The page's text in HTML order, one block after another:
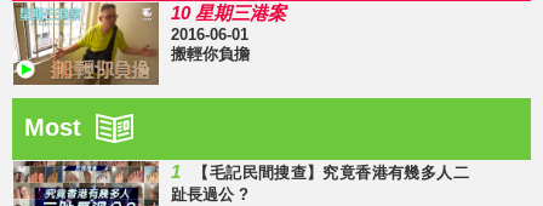
10 星期三港案
2016-06-01
搬輕你負擔
Most
1
【毛記民間搜查】究竟香港有幾多人二
趾長過公 ?